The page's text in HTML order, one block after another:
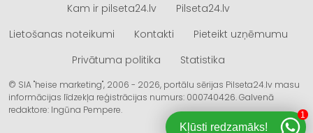
Kam ir pilseta24.lv
Pilseta24.lv
Lietošanas noteikumi
Kontakti
Pieteikt uzņēmumu
Privātuma politika
Statistika
© SIA "heise marketing", 2006 - 2026, portālu sērijas Pilseta24.lv masu
informācijas līdzekļa reģistrācijas numurs: 000740426. Galvenā
redaktore: Ingūna Pempere.
Kļūsti redzamāks!
1